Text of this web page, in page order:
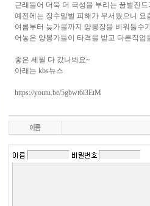
근래들어 더욱 더 극성을 부리는 꿀벌진
예전에는 장수말벌 피해가 무서웠으니
여름부터 늦가을까지 양봉장을 비워둘수
어놓은 양봉가들이 타격을 받고 다른직
좋은 세월 다 갔나봐요~
아래는 kbs뉴스
https://youtu.be/5gbwt6i3EtM